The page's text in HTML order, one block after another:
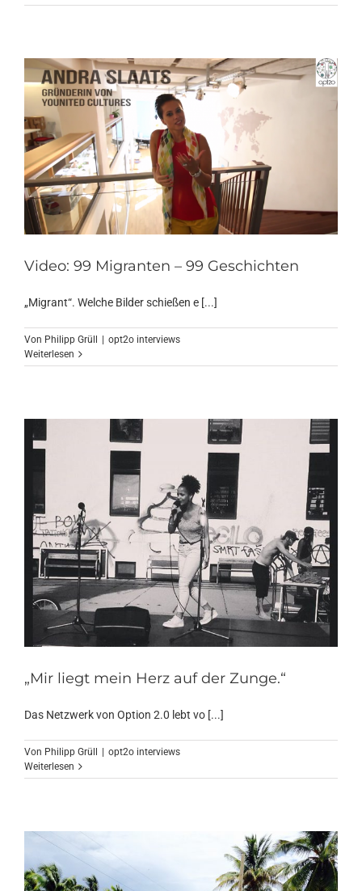
Video: 99 Migranten – 99 Geschichten
„Migrant“. Welche Bilder schießen e [...]
Von Philipp Grüll
opt2o interviews
Weiterlesen
„Mir liegt mein Herz auf der Zunge.“
Das Netzwerk von Option 2.0 lebt vo [...]
Von Philipp Grüll | opt2o interviews
Weiterlesen